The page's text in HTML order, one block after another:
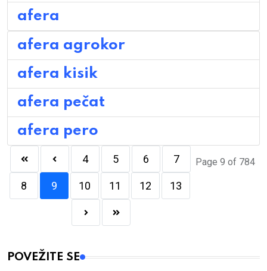
afera
afera agrokor
afera kisik
afera pečat
afera pero
Page 9 of 784
4 5 6 7
8 9 10 11 12 13
POVEŽITE SE